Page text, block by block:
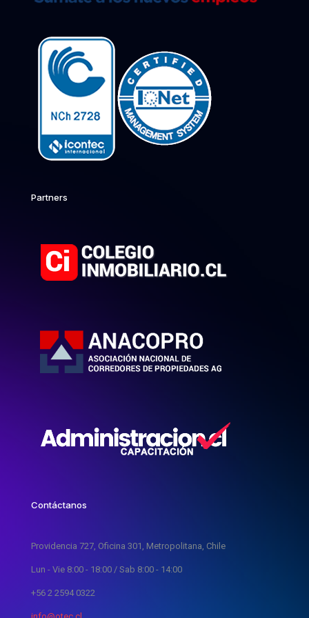
Partners
Contáctanos
Providencia 727, Oficina 301, Metropolitana, Chile
Lun - Vie 8:00 - 18:00 / Sab 8:00 - 14:00
+56 2 2594 0322